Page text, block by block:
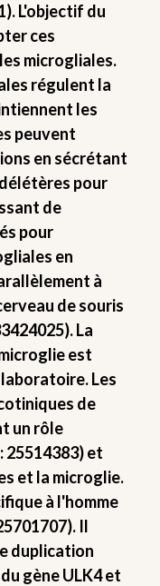
L'objectif du
ces
microgliales.
régulent la
les
peuvent
en sécrétant
pour
de
pour
en
à
de souris
La
est
Les
de
un rôle
25514383) et
et la microglie.
à l'homme
Il
duplication
gène ULK4 et